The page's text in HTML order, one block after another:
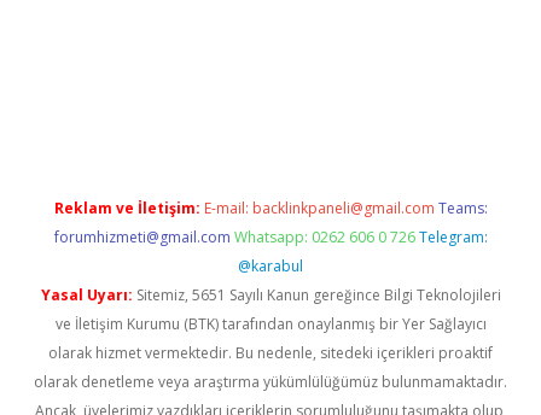
Reklam ve İletişim: E-mail: backlinkpaneli@gmail.com Teams:
forumhizmeti@gmail.com Whatsapp: 0262 606 0 726 Telegram:
@karabul
Yasal Uyarı: Sitemiz, 5651 Sayılı Kanun gereğince Bilgi Teknolojileri
ve İletişim Kurumu (BTK) tarafından onaylanmış bir Yer Sağlayıcı
olarak hizmet vermektedir. Bu nedenle, sitedeki içerikleri proaktif
olarak denetleme veya araştırma yükümlülüğümüz bulunmamaktadır.
Ancak, üyelerimiz yazdıkları içeriklerin sorumluluğunu taşımakta olup,